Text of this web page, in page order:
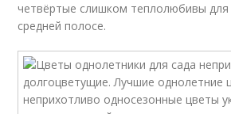
четвёртые слишком теплолюбивы
средней полосе.